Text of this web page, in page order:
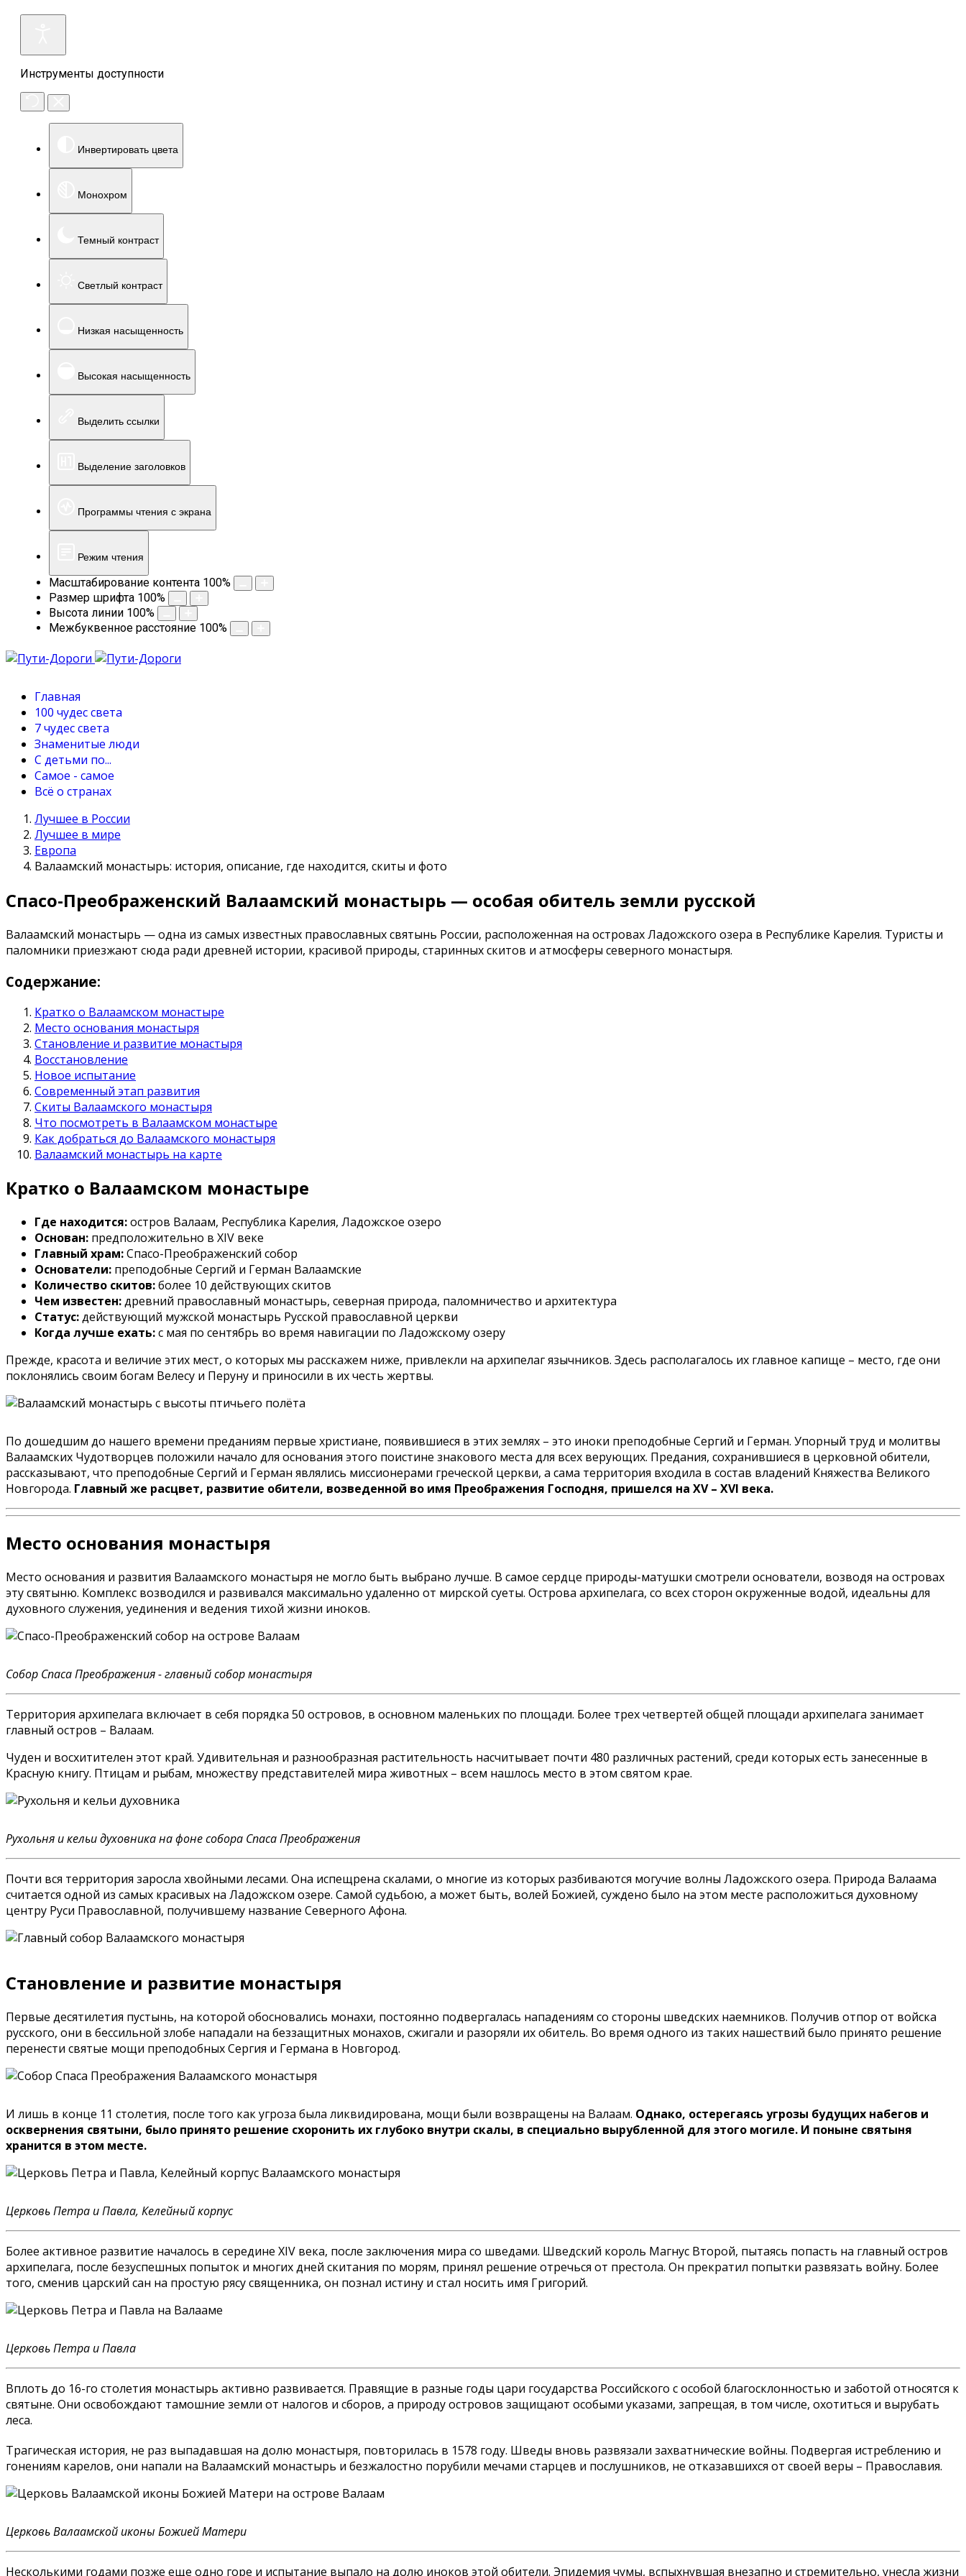
Инструменты доступности
Инвертировать цвета
Монохром
Темный контраст
Светлый контраст
Низкая насыщенность
Высокая насыщенность
Выделить ссылки
Выделение заголовков
Программы чтения с экрана
Режим чтения
Масштабирование контента 100%
Размер шрифта 100%
Высота линии 100%
Межбуквенное расстояние 100%
Главная
100 чудес света
7 чудес света
Знаменитые люди
С детьми по...
Самое - самое
Всё о странах
Лучшее в России
Лучшее в мире
Европа
Валаамский монастырь: история, описание, где находится, скиты и фото
Спасо-Преображенский Валаамский монастырь — особая обитель земли русской
Валаамский монастырь — одна из самых известных православных святынь России, расположенная на островах Ладожского озера в Республике Карелия. Туристы и
паломники приезжают сюда ради древней истории, красивой природы, старинных скитов и атмосферы северного монастыря.
Содержание:
Кратко о Валаамском монастыре
Место основания монастыря
Становление и развитие монастыря
Восстановление
Новое испытание
Современный этап развития
Скиты Валаамского монастыря
Что посмотреть в Валаамском монастыре
Как добраться до Валаамского монастыря
Валаамский монастырь на карте
Кратко о Валаамском монастыре
Где находится:остров Валаам, Республика Карелия, Ладожское озеро
Основан: предположительно в XIV веке
Главный храм:Спасо-Преображенский собор
Основатели: преподобные Сергий и Герман Валаамские
Количество скитов:более 10 действующих скитов
Чем известен:древний православный монастырь, северная природа, паломничество и архитектура
Статус:действующий мужской монастырь Русской православной церкви
Когда лучше ехать:с мая по сентябрь во время навигации по Ладожскому озеру
Прежде, красота и величие этих мест, о которых мы расскажем ниже, привлекли на архипелаг язычников. Здесь располагалось их главное капище – место, где они
поклонялись своим богам Велесу и Перуну и приносили в их честь жертвы.
По дошедшим до нашего времени преданиям первые христиане, появившиеся в этих землях – это иноки преподобные Сергий и Герман. Упорный труд и молитвы
Валаамских Чудотворцев положили начало для основания этого поистине знакового места для всех верующих. Предания, сохранившиеся в церковной обители,
рассказывают, что преподобные Сергий и Герман являлись миссионерами греческой церкви, а сама территория входила в состав владений Княжества Великого
Новгорода. Главный же расцвет, развитие обители, возведенной во имя Преображения Господня, пришелся на XV – XVI века.
Место основания монастыря
Место основания и развития Валаамского монастыря не могло быть выбрано лучше. В самое сердце природы-матушки смотрели основатели, возводя на островах
эту святыню. Комплекс возводился и развивался максимально удаленно от мирской суеты. Острова архипелага, со всех сторон окруженные водой, идеальны для
духовного служения, уединения и ведения тихой жизни иноков.
Собор Спаса Преображения - главный собор монастыря
Территория архипелага включает в себя порядка 50 островов, в основном маленьких по площади. Более трех четвертей общей площади архипелага занимает
главный остров – Валаам.
Чуден и восхитителен этот край. Удивительная и разнообразная растительность насчитывает почти 480 различных растений, среди которых есть занесенные в
Красную книгу. Птицам и рыбам, множеству представителей мира животных – всем нашлось место в этом святом крае.
Рухольня и кельи духовника на фоне собора Спаса Преображения
Почти вся территория заросла хвойными лесами. Она испещрена скалами, о многие из которых разбиваются могучие волны Ладожского озера. Природа Валаама
считается одной из самых красивых на Ладожском озере. Самой судьбою, а может быть, волей Божией, суждено было на этом месте расположиться духовному
центру Руси Православной, получившему название Северного Афона.
Становление и развитие монастыря
Первые десятилетия пустынь, на которой обосновались монахи, постоянно подвергалась нападениям со стороны шведских наемников. Получив отпор от войска
русского, они в бессильной злобе нападали на беззащитных монахов, сжигали и разоряли их обитель. Во время одного из таких нашествий было принято решение
перенести святые мощи преподобных Сергия и Германа в Новгород.
И лишь в конце 11 столетия, после того как угроза была ликвидирована, мощи были возвращены на Валаам. Однако, остерегаясь угрозы будущих набегов и
осквернения святыни, было принято решение схоронить их глубоко внутри скалы, в специально вырубленной для этого могиле. И поныне святыня
хранится в этом месте.
Церковь Петра и Павла, Келейный корпус
Более активное развитие началось в середине XIV века, после заключения мира со шведами. Шведский король Магнус Второй, пытаясь попасть на главный остров
архипелага, после безуспешных попыток и многих дней скитания по морям, принял решение отречься от престола. Он прекратил попытки развязать войну. Более
того, сменив царский сан на простую рясу священника, он познал истину и стал носить имя Григорий.
Церковь Петра и Павла
Вплоть до 16-го столетия монастырь активно развивается. Правящие в разные годы цари государства Российского с особой благосклонностью и заботой относятся к
святыне. Они освобождают тамошние земли от налогов и сборов, а природу островов защищают особыми указами, запрещая, в том числе, охотиться и вырубать
леса.
Трагическая история, не раз выпадавшая на долю монастыря, повторилась в 1578 году. Шведы вновь развязали захватнические войны. Подвергая истреблению и
гонениям карелов, они напали на Валаамский монастырь и безжалостно порубили мечами старцев и послушников, не отказавшихся от своей веры – Православия.
Церковь Валаамской иконы Божией Матери
Несколькими годами позже еще одно горе и испытание выпало на долю иноков этой обители. Эпидемия чумы, вспыхнувшая внезапно и стремительно, унесла жизни